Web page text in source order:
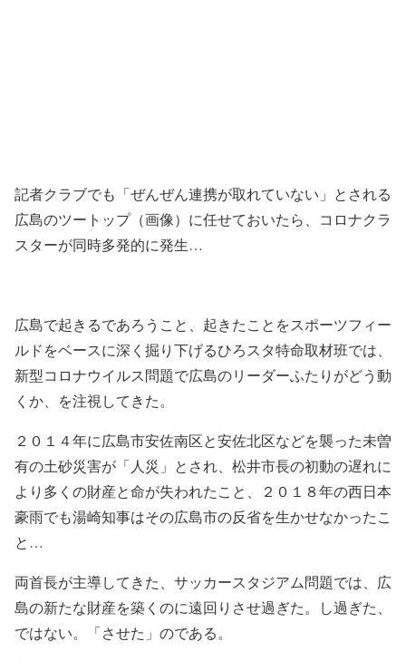
記者クラブでも「ぜんぜん連携が取れていない」とされる
広島のツートップ（画像）に任せておいたら、コロナクラ
スターが同時多発的に発生…
広島で起きるであろうこと、起きたことをスポーツフィー
ルドをベースに深く掘り下げるひろスタ特命取材班では、
新型コロナウイルス問題で広島のリーダーふたりがどう動
くか、を注視してきた。
２０１４年に広島市安佐南区と安佐北区などを襲った未曽
有の土砂災害が「人災」とされ、松井市長の初動の遅れに
より多くの財産と命が失われたこと、２０１８年の西日本
豪雨でも湯崎知事はその広島市の反省を生かせなかったこ
と…
両首長が主導してきた、サッカースタジアム問題では、広
島の新たな財産を築くのに遠回りさせ過ぎた。し過ぎた、
ではない。「させた」のである。